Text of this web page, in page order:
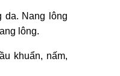
da. Nang lông
lông.
khuẩn, nấm,